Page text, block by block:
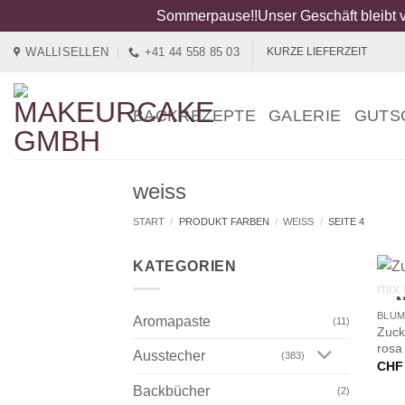
Sommerpause!!Unser Geschäft bleibt
springen
WALLISELLEN +41 44 558 85 03 KURZE LIEFERZEIT
BACKREZEPTE GALERIE
weiss
START / PRODUKT FARBEN / WEISS / SEITE 4
KATEGORIEN
Aromapaste (11)
Ausstecher (383)
Backbücher (2)
rosa
CHF